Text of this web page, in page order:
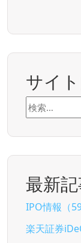
サイ
検
索:
最新
IPO情報（
楽天証券